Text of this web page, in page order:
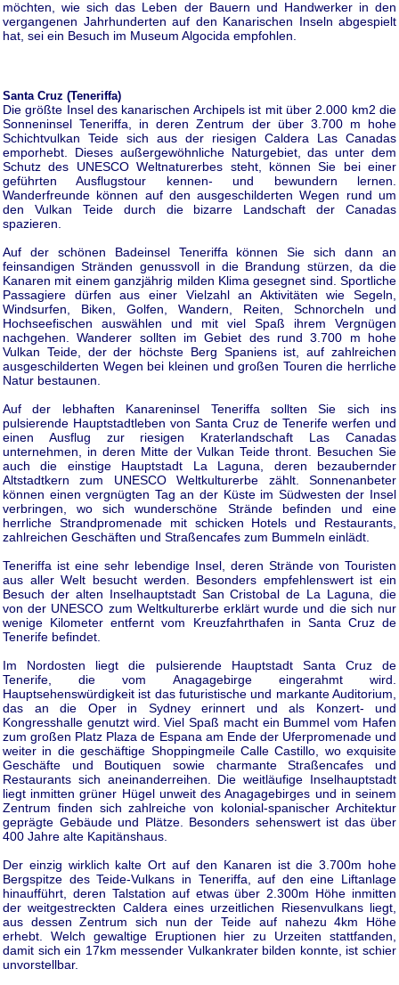
möchten, wie sich das Leben der Bauern und Handwerker in den
vergangenen Jahrhunderten auf den Kanarischen Inseln abgespielt
hat, sei ein Besuch im Museum Algocida empfohlen.
Santa Cruz (Teneriffa)
Die größte Insel des kanarischen Archipels ist mit über 2.000 km2 die
Sonneninsel Teneriffa, in deren Zentrum der über 3.700 m hohe
Schichtvulkan Teide sich aus der riesigen Caldera Las Canadas
emporhebt. Dieses außergewöhnliche Naturgebiet, das unter dem
Schutz des UNESCO Weltnaturerbes steht, können Sie bei einer
geführten Ausflugstour kennen- und bewundern lernen.
Wanderfreunde können auf den ausgeschilderten Wegen rund um
den Vulkan Teide durch die bizarre Landschaft der Canadas
spazieren.
Auf der schönen Badeinsel Teneriffa können Sie sich dann an
feinsandigen Stränden genussvoll in die Brandung stürzen, da die
Kanaren mit einem ganzjährig milden Klima gesegnet sind. Sportliche
Passagiere dürfen aus einer Vielzahl an Aktivitäten wie Segeln,
Windsurfen, Biken, Golfen, Wandern, Reiten, Schnorcheln und
Hochseefischen auswählen und mit viel Spaß ihrem Vergnügen
nachgehen. Wanderer sollten im Gebiet des rund 3.700 m hohe
Vulkan Teide, der der höchste Berg Spaniens ist, auf zahlreichen
ausgeschilderten Wegen bei kleinen und großen Touren die herrliche
Natur bestaunen.
Auf der lebhaften Kanareninsel Teneriffa sollten Sie sich ins
pulsierende Hauptstadtleben von Santa Cruz de Tenerife werfen und
einen Ausflug zur riesigen Kraterlandschaft Las Canadas
unternehmen, in deren Mitte der Vulkan Teide thront. Besuchen Sie
auch die einstige Hauptstadt La Laguna, deren bezaubernder
Altstadtkern zum UNESCO Weltkulturerbe zählt. Sonnenanbeter
können einen vergnügten Tag an der Küste im Südwesten der Insel
verbringen, wo sich wunderschöne Strände befinden und eine
herrliche Strandpromenade mit schicken Hotels und Restaurants,
zahlreichen Geschäften und Straßencafes zum Bummeln einlädt.
Teneriffa ist eine sehr lebendige Insel, deren Strände von Touristen
aus aller Welt besucht werden. Besonders empfehlenswert ist ein
Besuch der alten Inselhauptstadt San Cristobal de La Laguna, die
von der UNESCO zum Weltkulturerbe erklärt wurde und die sich nur
wenige Kilometer entfernt vom Kreuzfahrthafen in Santa Cruz de
Tenerife befindet.
Im Nordosten liegt die pulsierende Hauptstadt Santa Cruz de
Tenerife, die vom Anagagebirge eingerahmt wird.
Hauptsehenswürdigkeit ist das futuristische und markante Auditorium,
das an die Oper in Sydney erinnert und als Konzert- und
Kongresshalle genutzt wird. Viel Spaß macht ein Bummel vom Hafen
zum großen Platz Plaza de Espana am Ende der Uferpromenade und
weiter in die geschäftige Shoppingmeile Calle Castillo, wo exquisite
Geschäfte und Boutiquen sowie charmante Straßencafes und
Restaurants sich aneinanderreihen. Die weitläufige Inselhauptstadt
liegt inmitten grüner Hügel unweit des Anagagebirges und in seinem
Zentrum finden sich zahlreiche von kolonial-spanischer Architektur
geprägte Gebäude und Plätze. Besonders sehenswert ist das über
400 Jahre alte Kapitänshaus.
Der einzig wirklich kalte Ort auf den Kanaren ist die 3.700m hohe
Bergspitze des Teide-Vulkans in Teneriffa, auf den eine Liftanlage
hinaufführt, deren Talstation auf etwas über 2.300m Höhe inmitten
der weitgestreckten Caldera eines urzeitlichen Riesenvulkans liegt,
aus dessen Zentrum sich nun der Teide auf nahezu 4km Höhe
erhebt. Welch gewaltige Eruptionen hier zu Urzeiten stattfanden,
damit sich ein 17km messender Vulkankrater bilden konnte, ist schier
unvorstellbar.